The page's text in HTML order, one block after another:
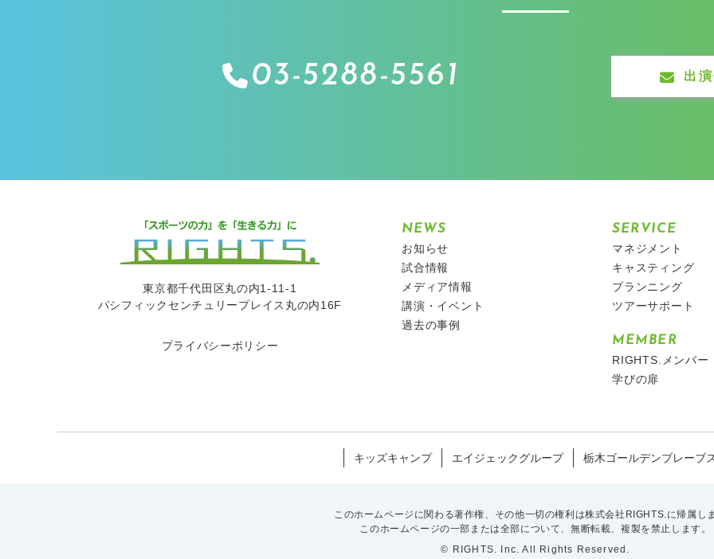
03-5288-5561 出
東京都千代田区丸の内1-11-1
パシフィックセンチュリープレイス丸の内16F
プライバシーポリシー
NEWS
お知らせ
試合情報
メディア情報
講演・イベント
過去の事例
SERVICE
マネジメント
キャスティング
プランニング
ツアーサポート
MEMBER
RIGHTS.メンバー
学びの扉
キッズキャンプ エイジェックグループ 栃木ゴールデンブレーブ
このホームページに関わる著作権、 その他一切の権利は株式会社RIGHTS.に帰属し
このホームページの一部または全部について、無断転載、複製を禁止します。
© RIGHTS. Inc. All Rights Reserved.